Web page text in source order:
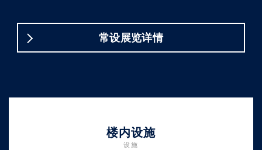
常设展览详情
楼内设施
设施